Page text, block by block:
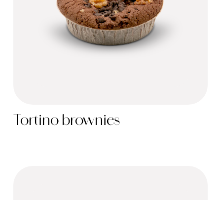
Tortino brownies